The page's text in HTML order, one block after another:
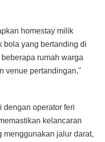
homestay milik
bola yang bertanding di
rumah warga
venue pertandingan,"
dengan operator feri
kelancaran
menggunakan jalur darat,